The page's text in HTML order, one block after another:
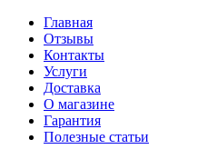
Главная
Отзывы
Контакты
Услуги
Доставка
О магазине
Гарантия
Полезные статьи